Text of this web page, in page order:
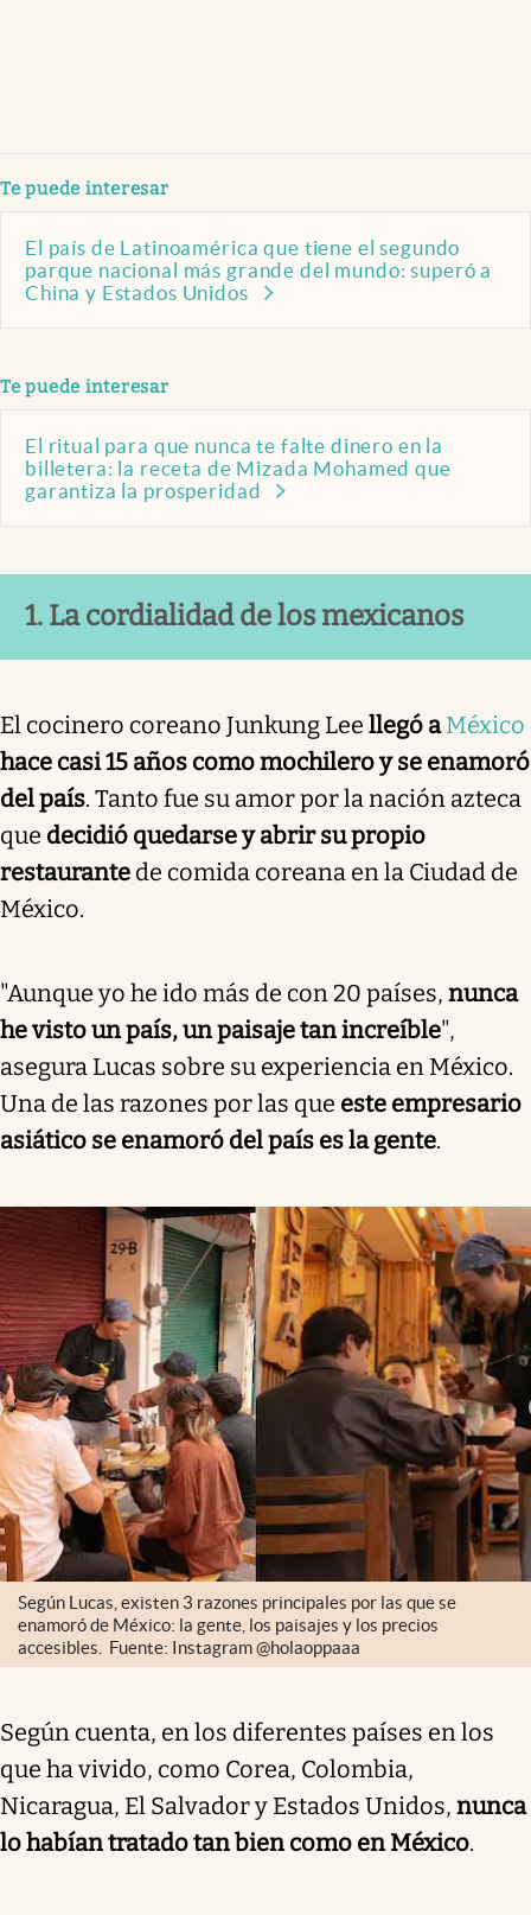
Te puede interesar
El país de Latinoamérica que tiene el segundo
parque nacional más grande del mundo: superó a
China y Estados Unidos
Te puede interesar
El ritual para que nunca te falte dinero en la
billetera: la receta de Mizada Mohamed que
garantiza la prosperidad
1. La cordialidad de los mexicanos
El cocinero coreano Junkung Lee llegó aMéxico
hace casi 15 años como mochilero y se enamoró
del país. Tanto fue su amor por la nación azteca
que decidió quedarse y abrir su propio
restaurante de comida coreana en la Ciudad de
México.
"Aunque yo he ido más de con 20 países, nunca
he visto un país, un paisaje tan increíble",
asegura Lucas sobre su experiencia en México.
Una de las razones por las que este empresario
asiático se enamoró del país es la gente.
Según Lucas, existen 3 razones principales por las que se
enamoró de México: la gente, los paisajes y los precios
accesibles. Fuente: Instagram @holaoppaaa
Según cuenta, en los diferentes países en los
que ha vivido, como Corea, Colombia,
Nicaragua, El Salvador y Estados Unidos, nunca
lo habían tratado tan bien como en México.